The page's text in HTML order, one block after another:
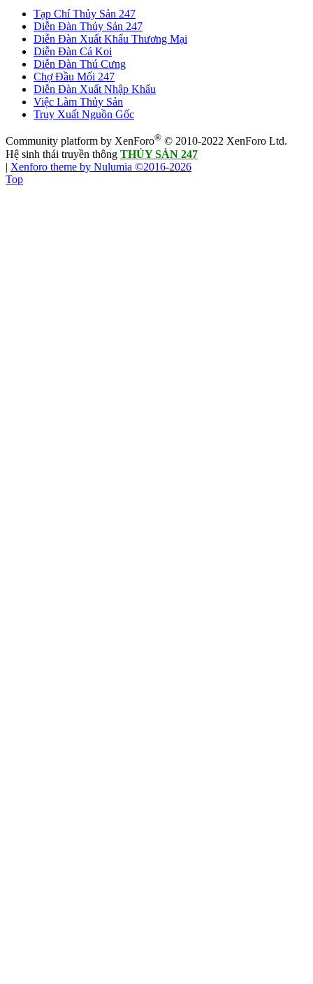
Tạp Chí Thủy Sản 247
Diễn Đàn Thủy Sản 247
Diễn Đàn Xuất Khẩu Thương Mại
Diễn Đàn Cá Koi
Diễn Đàn Thú Cưng
Chợ Đầu Mối 247
Diễn Đàn Xuất Nhập Khẩu
Việc Làm Thủy Sản
Truy Xuất Nguồn Gốc
Community platform by XenForo® © 2010-2022 XenForo Ltd.
Hệ sinh thái truyền thông THỦY SẢN 247
| Xenforo theme by Nulumia ©2016-2026
Top